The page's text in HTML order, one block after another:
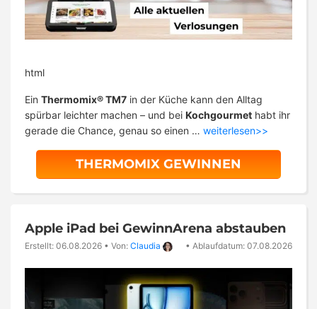
html
Ein Thermomix® TM7 in der Küche kann den Alltag
spürbar leichter machen – und bei Kochgourmet habt ihr
gerade die Chance, genau so einen … weiterlesen>>
THERMOMIX GEWINNEN
Apple iPad bei GewinnArena abstauben
Erstellt: 06.08.2026 • Von: Claudia • Ablaufdatum: 07.08.2026